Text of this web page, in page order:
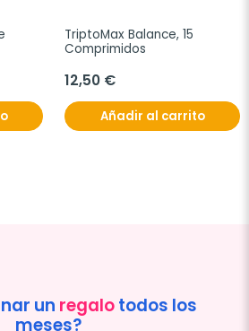
TriptoMax Balance, 15
Comprimidos
12,50 €
Añadir al carrito
un regalotodos los
meses?